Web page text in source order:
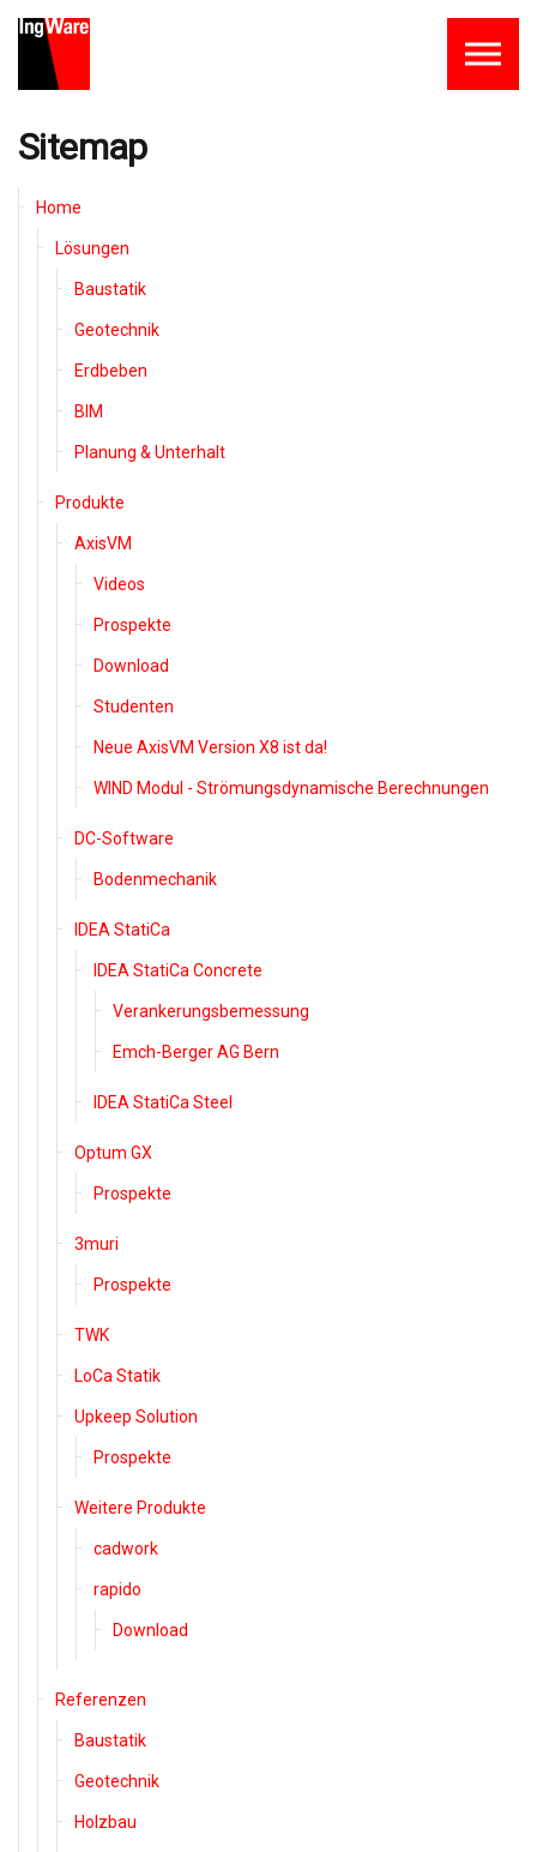
Sitemap
Home
Lösungen
Baustatik
Geotechnik
Erdbeben
BIM
Planung & Unterhalt
Produkte
AxisVM
Videos
Prospekte
Download
Studenten
Neue AxisVM Version X8 ist da!
WIND Modul - Strömungsdynamische Berechnungen
DC-Software
Bodenmechanik
IDEA StatiCa
IDEA StatiCa Concrete
Verankerungsbemessung
Emch-Berger AG Bern
IDEA StatiCa Steel
Optum GX
Prospekte
3muri
Prospekte
TWK
LoCa Statik
Upkeep Solution
Prospekte
Weitere Produkte
cadwork
rapido
Download
Referenzen
Baustatik
Geotechnik
Holzbau